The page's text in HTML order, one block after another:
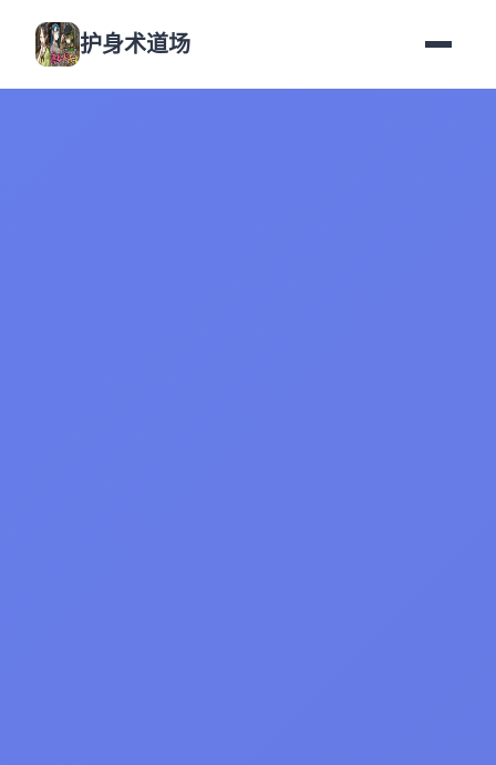
护身术道场